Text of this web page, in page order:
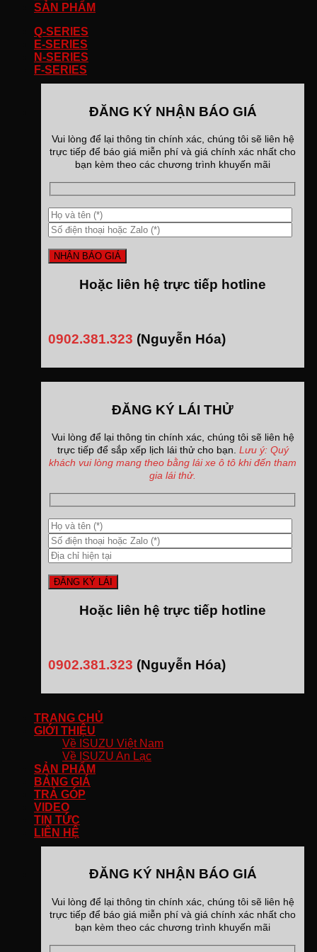
SẢN PHẨM
Q-SERIES
E-SERIES
N-SERIES
F-SERIES
ĐĂNG KÝ NHẬN BÁO GIÁ
Vui lòng để lại thông tin chính xác, chúng tôi sẽ liên hệ
trực tiếp để báo giá miễn phí và giá chính xác nhất cho
bạn kèm theo các chương trình khuyến mãi
Hoặc liên hệ trực tiếp hotline
0902.381.323 (Nguyễn Hóa)
ĐĂNG KÝ LÁI THỬ
Vui lòng để lại thông tin chính xác, chúng tôi sẽ liên hệ
trực tiếp để sắp xếp lịch lái thử cho bạn. Lưu ý: Quý
khách vui lòng mang theo bằng lái xe ô tô khi đến tham
gia lái thử.
Hoặc liên hệ trực tiếp hotline
0902.381.323 (Nguyễn Hóa)
TRANG CHỦ
GIỚI THIỆU
Về ISUZU Việt Nam
Về ISUZU An Lạc
SẢN PHẨM
BẢNG GIÁ
TRẢ GÓP
VIDEO
TIN TỨC
LIÊN HỆ
ĐĂNG KÝ NHẬN BÁO GIÁ
Vui lòng để lại thông tin chính xác, chúng tôi sẽ liên hệ
trực tiếp để báo giá miễn phí và giá chính xác nhất cho
bạn kèm theo các chương trình khuyến mãi